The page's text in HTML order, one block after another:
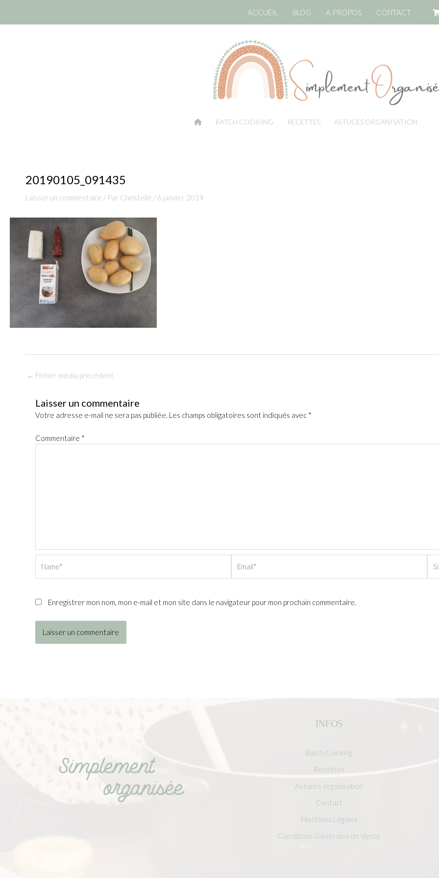
ACCUEIL BLOG A PROPOS CONTACT
BATCH COOKING RECETTES ASTUCES ORGANISATION
20190105_091435
Laisser un commentaire / Par Christelle / 6 janvier 2019
← Fichier média précédent
Laisser un commentaire
Votre adresse e-mail ne sera pas publiée. Les champs obligatoires sont indiqués avec *
Commentaire *
Enregistrer mon nom, mon e-mail et mon site dans le navigateur pour mon prochain commentaire.
INFOS
Batch Cooking
Recettes
Astuces organisation
Contact
Mentions Légales
Conditions Générales de Vente